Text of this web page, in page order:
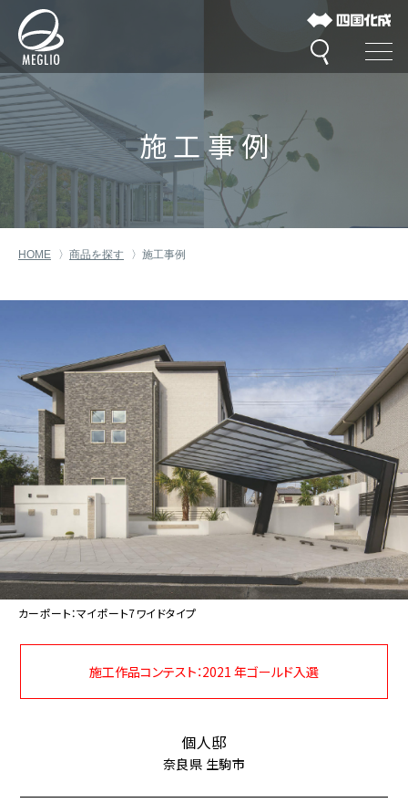
施工事例
HOME 商品を探す 施工事例
カーポート：マイポート7ワイドタイプ
施工作品コンテスト：2021 年ゴールド入選
個人邸
奈良県 生駒市